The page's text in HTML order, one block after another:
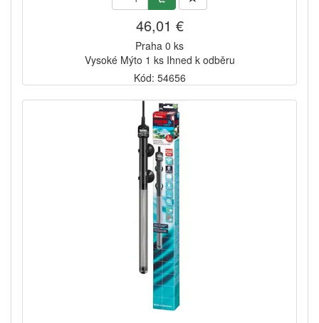
46,01 €
Praha 0 ks
Vysoké Mýto 1 ks Ihned k odběru
Kód: 54656